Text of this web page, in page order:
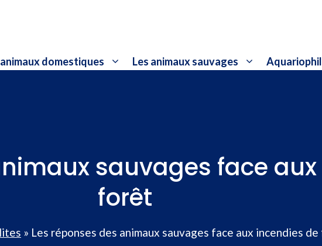
domestiques Les animaux sauvages
sauvages face
forêt
» Les réponses des animaux sauvages face aux incendies